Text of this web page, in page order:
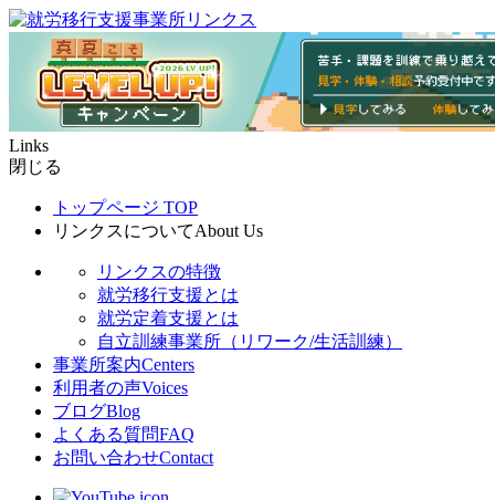
Links
閉じる
トップページ TOP
リンクスについてAbout Us
リンクスの特徴
就労移行支援とは
就労定着支援とは
自立訓練事業所（リワーク/生活訓練）
事業所案内Centers
利用者の声Voices
ブログBlog
よくある質問FAQ
お問い合わせContact